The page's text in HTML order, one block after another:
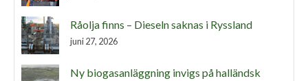
Råolja finns – Dieseln saknas i Ryssland
juni 27, 2026
Ny biogasanläggning invigs på halländsk